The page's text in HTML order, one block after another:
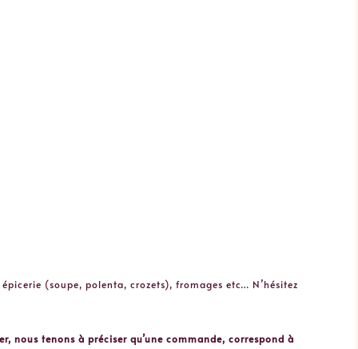
(soupe, polenta, crozets), fromages etc… N’hésitez
nous tenons à préciser qu’une commande, correspond à